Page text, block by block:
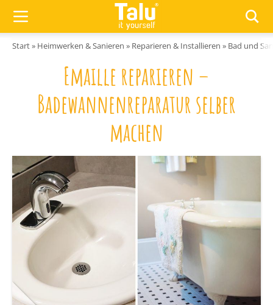
Start» Heimwerken & Sanieren » Reparieren & Installieren » Bad und
Emaille reparieren –
Badewannenreparatur selber
machen